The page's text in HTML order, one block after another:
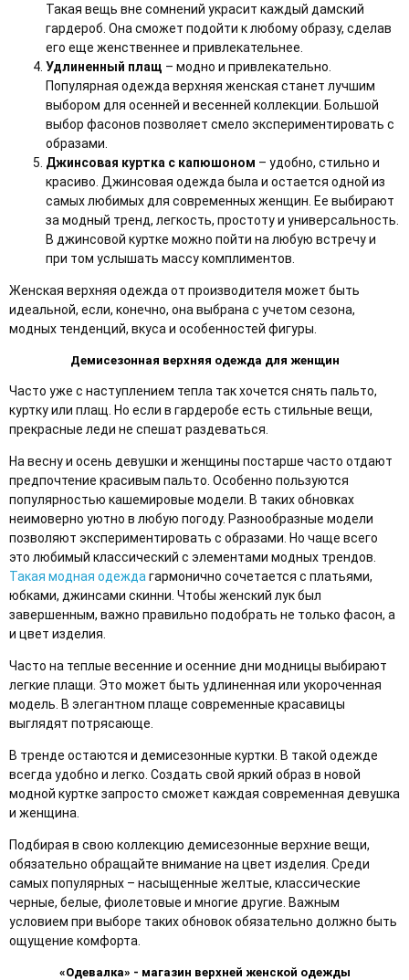
Такая вещь вне сомнений украсит каждый дамский
гардероб. Она сможет подойти к любому образу, сделав
его еще женственнее и привлекательнее.
Удлиненный плащ – модно и привлекательно.
Популярная одежда верхняя женская станет лучшим
выбором для осенней и весенней коллекции. Большой
выбор фасонов позволяет смело экспериментировать с
образами.
Джинсовая куртка с капюшоном – удобно, стильно и
красиво. Джинсовая одежда была и остается одной из
самых любимых для современных женщин. Ее выбирают
за модный тренд, легкость, простоту и универсальность.
В джинсовой куртке можно пойти на любую встречу и
при том услышать массу комплиментов.
Женская верхняя одежда от производителя может быть
идеальной, если, конечно, она выбрана с учетом сезона,
модных тенденций, вкуса и особенностей фигуры.
Демисезонная верхняя одежда для женщин
Часто уже с наступлением тепла так хочется снять пальто,
куртку или плащ. Но если в гардеробе есть стильные вещи,
прекрасные леди не спешат раздеваться.
На весну и осень девушки и женщины постарше часто отдают
предпочтение красивым пальто. Особенно пользуются
популярностью кашемировые модели. В таких обновках
неимоверно уютно в любую погоду. Разнообразные модели
позволяют экспериментировать с образами. Но чаще всего
это любимый классический с элементами модных трендов.
Такая модная одежда гармонично сочетается с платьями,
юбками, джинсами скинни. Чтобы женский лук был
завершенным, важно правильно подобрать не только фасон, а
и цвет изделия.
Часто на теплые весенние и осенние дни модницы выбирают
легкие плащи. Это может быть удлиненная или укороченная
модель. В элегантном плаще современные красавицы
выглядят потрясающе.
В тренде остаются и демисезонные куртки. В такой одежде
всегда удобно и легко. Создать свой яркий образ в новой
модной куртке запросто сможет каждая современная девушка
и женщина.
Подбирая в свою коллекцию демисезонные верхние вещи,
обязательно обращайте внимание на цвет изделия. Среди
самых популярных – насыщенные желтые, классические
черные, белые, фиолетовые и многие другие. Важным
условием при выборе таких обновок обязательно должно быть
ощущение комфорта.
«Одевалка» - магазин верхней женской одежды